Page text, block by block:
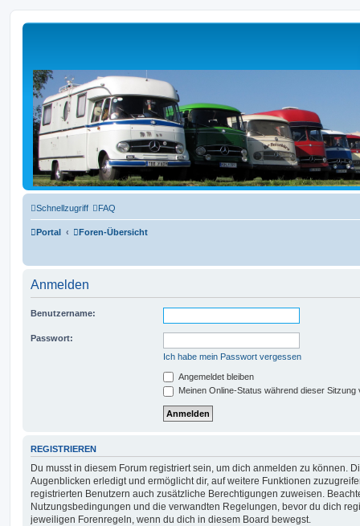
Schnellzugriff FAQ
Portal Foren-Übersicht
Anmelden
Benutzername:
Passwort:
Ich habe mein Passwort vergessen
Angemeldet bleiben
Meinen Online-Status während dieser Sitzung
REGISTRIEREN
Du musst in diesem Forum registriert sein, um dich anmelden zu können.
Augenblicken erledigt und ermöglicht dir, auf weitere Funktionen
registrierten Benutzern auch zusätzliche Berechtigungen zuweisen.
Nutzungsbedingungen und die verwandten Regelungen, bevor du dich
jeweiligen Forenregeln, wenn du dich in diesem Board bewegst.